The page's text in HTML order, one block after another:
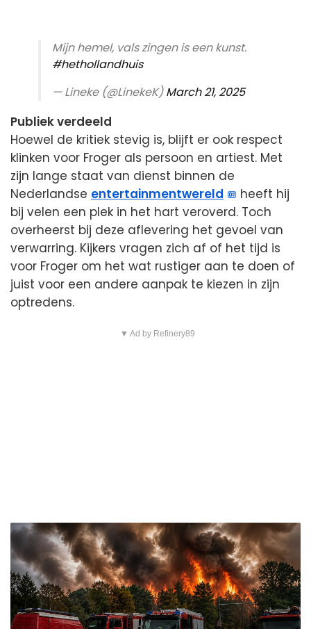
Mijn hemel, vals zingen is een kunst.
#hethollandhuis
— Lineke (@LinekeK)March 21, 2025
Publiek verdeeld
Hoewel de kritiek stevig is, blijft er ook respect
klinken voor Froger als persoon en artiest. Met
zijn lange staat van dienst binnen de
Nederlandse entertainmentwereld
heeft hij
bij velen een plek in het hart veroverd. Toch
overheerst bij deze aflevering het gevoel van
verwarring. Kijkers vragen zich af of het tijd is
voor Froger om het wat rustiger aan te doen of
juist voor een andere aanpak te kiezen in zijn
optredens.
▼ Ad by Refinery89